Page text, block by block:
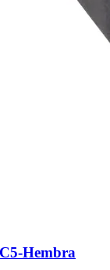
Hembra